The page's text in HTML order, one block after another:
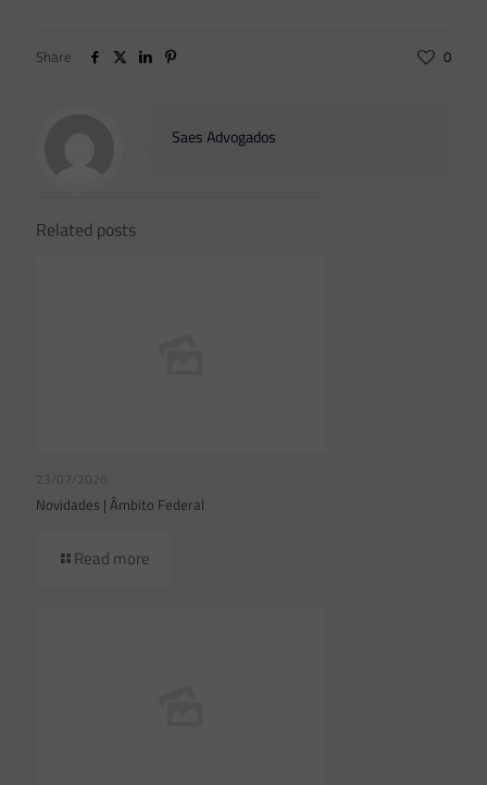
Share 0
Saes Advogados
Related posts
23/07/2026
Novidades | Âmbito Federal
Read more